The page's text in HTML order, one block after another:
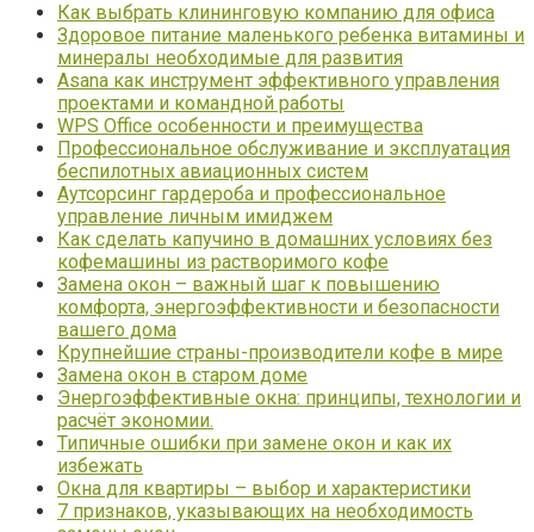
Как выбрать клининговую компанию для офиса
Здоровое питание маленького ребенка витамины и
минералы необходимые для развития
Asana как инструмент эффективного управления
проектами и командной работы
WPS Office особенности и преимущества
Профессиональное обслуживание и эксплуатация
беспилотных авиационных систем
Аутсорсинг гардероба и профессиональное
управление личным имиджем
Как сделать капучино в домашних условиях без
кофемашины из растворимого кофе
Замена окон – важный шаг к повышению
комфорта, энергоэффективности и безопасности
вашего дома
Крупнейшие страны-производители кофе в мире
Замена окон в старом доме
Энергоэффективные окна: принципы, технологии и
расчёт экономии.
Типичные ошибки при замене окон и как их
избежать
Окна для квартиры – выбор и характеристики
7 признаков, указывающих на необходимость